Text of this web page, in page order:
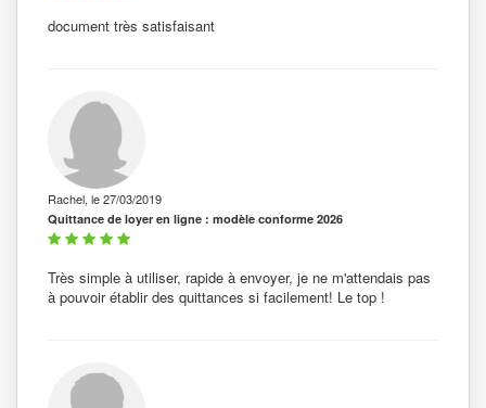
document très satisfaisant
Rachel, le 27/03/2019
Quittance de loyer en ligne : modèle conforme 2026
Très simple à utiliser, rapide à envoyer, je ne m'attendais pas
à pouvoir établir des quittances si facilement! Le top !